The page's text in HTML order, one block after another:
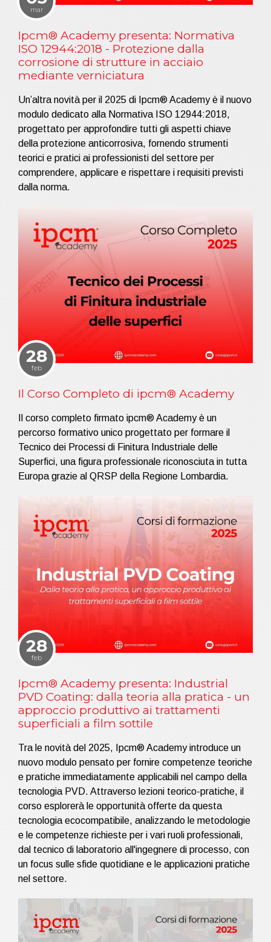
mar
Ipcm® Academy presenta: Normativa
ISO 12944:2018 - Protezione dalla
corrosione di strutture in acciaio
mediante verniciatura
Un’altra novità per il 2025 di Ipcm® Academy è il nuovo
modulo dedicato alla Normativa ISO 12944:2018,
progettato per approfondire tutti gli aspetti chiave
della protezione anticorrosiva, fornendo strumenti
teorici e pratici ai professionisti del settore per
comprendere, applicare e rispettare i requisiti previsti
dalla norma.
28
feb
Il Corso Completo di ipcm® Academy
Il corso completo firmato ipcm® Academy è un
percorso formativo unico progettato per formare il
Tecnico dei Processi di Finitura Industriale delle
Superfici, una figura professionale riconosciuta in tutta
Europa grazie al QRSP della Regione Lombardia.
28
feb
Ipcm® Academy presenta: Industrial
PVD Coating: dalla teoria alla pratica - un
approccio produttivo ai trattamenti
superficiali a film sottile
Tra le novità del 2025, Ipcm® Academy introduce un
nuovo modulo pensato per fornire competenze teoriche
e pratiche immediatamente applicabili nel campo della
tecnologia PVD. Attraverso lezioni teorico-pratiche, il
corso esplorerà le opportunità offerte da questa
tecnologia ecocompatibile, analizzando le metodologie
e le competenze richieste per i vari ruoli professionali,
dal tecnico di laboratorio all'ingegnere di processo, con
un focus sulle sfide quotidiane e le applicazioni pratiche
nel settore.